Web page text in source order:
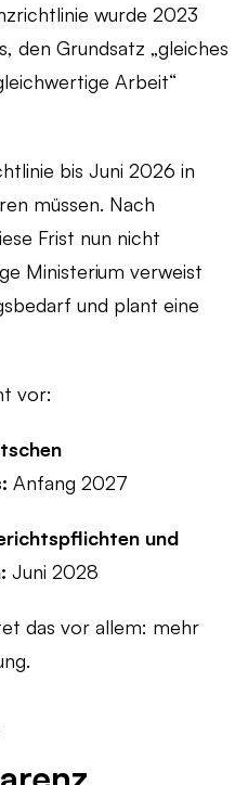
wurde 2023
den Grundsatz „gleiches
Arbeit“
bis Juni 2026 in
müssen. Nach
Frist nun nicht
Ministerium verweist
und plant eine
vor:
Anfang 2027
und
Juni 2028
das vor allem: mehr